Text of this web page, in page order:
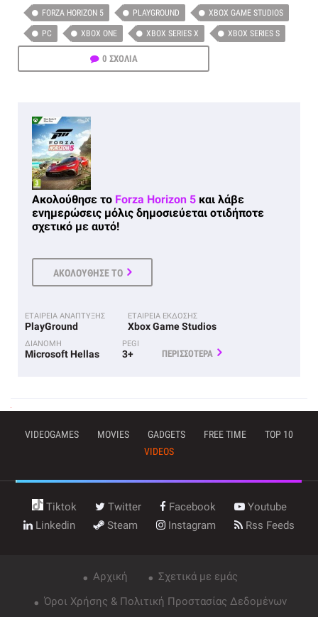
FORZA HORIZON 5 PLAYGROUND XBOX GAME STUDIOS
PC XBOX ONE XBOX SERIES X XBOX SERIES S
0 ΣΧΟΛΙΑ
Ακολούθησε το Forza Horizon 5 και λάβε
ενημερώσεις μόλις δημοσιεύεται οτιδήποτε
σχετικό με αυτό!
ΑΚΟΛΟΥΘΗΣΕ ΤΟ
ΕΤΑΙΡΕΙΑ ΑΝΑΠΤΥΞΗΣ
PlayGround
ΕΤΑΙΡΕΙΑ ΕΚΔΟΣΗΣ
Xbox Game Studios
ΔΙΑΝΟΜΗ
Microsoft Hellas
PEGI
3+ ΠΕΡΙΣΣΟΤΕΡΑ
VIDEOGAMES MOVIES GADGETS FREE TIME
TOP 10
VIDEOS
Tiktok Twitter Facebook
Youtube
Linkedin
Steam Instagram Rss Feeds
Αρχική
Σχετικά με εμάς
Όροι Χρήσης & Πολιτική Προστασίας Δεδομένων